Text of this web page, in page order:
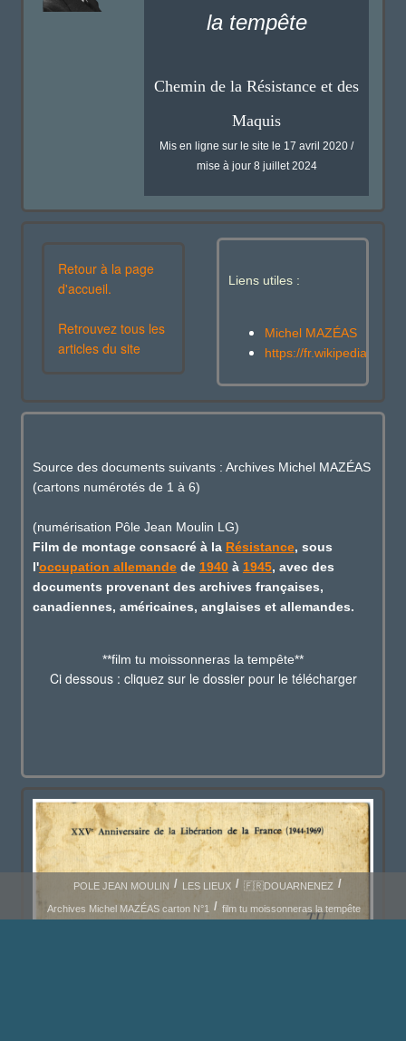
la tempête
Chemin de la Résistance et des
Maquis
Mis en ligne sur le site le 17 avril 2020 /
mise à jour 8 juillet 2024
Retour à la page
d'accueil.
Retrouvez tous les
articles du site
Liens utiles :
Michel MAZÉAS
https://fr.wikipedia.org/
Source des documents suivants : Archives Michel MAZÉAS
(cartons numérotés de 1 à 6)
(numérisation Pôle Jean Moulin LG)
Film de montage consacré à la Résistance, sous
l'occupation allemandede 1940à 1945, avec des
documents provenant des archives françaises,
canadiennes, américaines, anglaises et allemandes.
**film tu moissonneras la tempête**
Ci dessous : cliquez sur le dossier pour le télécharger
POLE JEAN MOULIN LES LIEUX 🇫🇷DOUARNENEZ
Archives Michel MAZÉAS carton N°1 film tu moissonneras la tempête